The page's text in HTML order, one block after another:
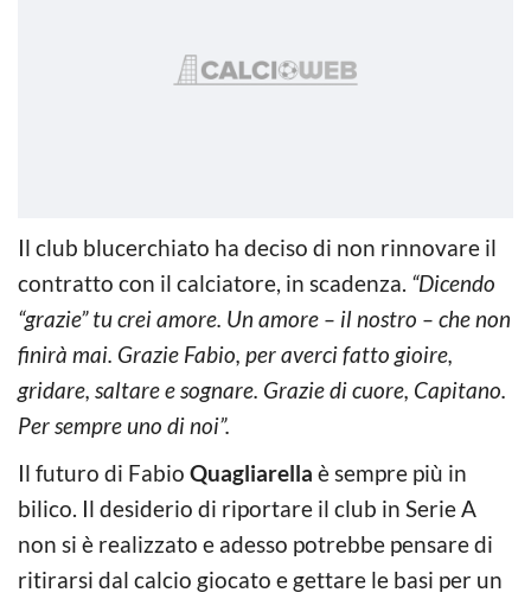
Il club blucerchiato ha deciso di non rinnovare il
contratto con il calciatore, in scadenza. “Dicendo
“grazie” tu crei amore. Un amore – il nostro – che non
finirà mai. Grazie Fabio, per averci fatto gioire,
gridare, saltare e sognare. Grazie di cuore, Capitano.
Per sempre uno di noi”.
Il futuro di Fabio Quagliarella è sempre più in
bilico. Il desiderio di riportare il club in Serie A
non si è realizzato e adesso potrebbe pensare di
ritirarsi dal calcio giocato e gettare le basi per un